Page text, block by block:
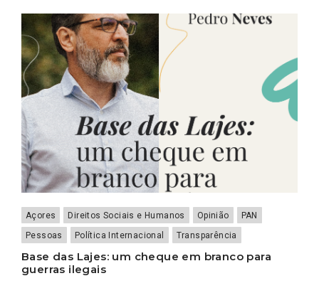
Açores Direitos Sociais e Humanos Opinião
PAN
Pessoas
Política Internacional Transparência
Base das Lajes: um cheque em branco para
guerras ilegais